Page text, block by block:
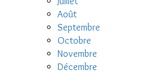
Août
Septembre
Octobre
Novembre
Décembre